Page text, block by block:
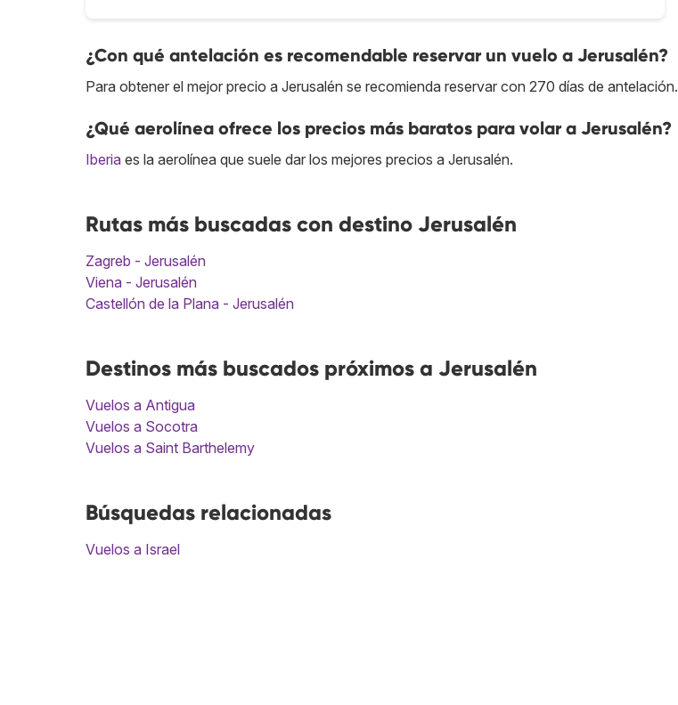
¿Con qué antelación es recomendable reservar un vuelo a Jerusalén?
Para obtener el mejor precio a Jerusalén se recomienda reservar con 270 días de antelación.
¿Qué aerolínea ofrece los precios más baratos para volar a Jerusalén?
Iberia es la aerolínea que suele dar los mejores precios a Jerusalén.
Rutas más buscadas con destino Jerusalén
Zagreb - Jerusalén
Viena - Jerusalén
Castellón de la Plana - Jerusalén
Destinos más buscados próximos a Jerusalén
Vuelos a Antigua
Vuelos a Socotra
Vuelos a Saint Barthelemy
Búsquedas relacionadas
Vuelos a Israel